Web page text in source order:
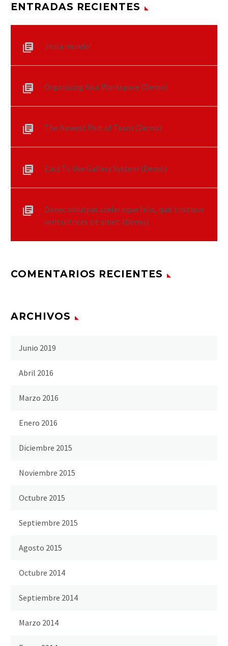
ENTRADAS RECIENTES
¡Hola mundo!
Organizing Your Workspace (Demo)
The Newest Part of Team (Demo)
Easy To Use Gallery System (Demo)
Donec volutpat scelerisque felis, quis tristique
velit ultrices sit amet. (Demo)
COMENTARIOS RECIENTES
ARCHIVOS
Junio 2019
Abril 2016
Marzo 2016
Enero 2016
Diciembre 2015
Noviembre 2015
Octubre 2015
Septiembre 2015
Agosto 2015
Octubre 2014
Septiembre 2014
Marzo 2014